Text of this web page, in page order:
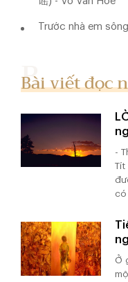
Trước nhà em
Bài viết đọc
-
Tít
có
Ở